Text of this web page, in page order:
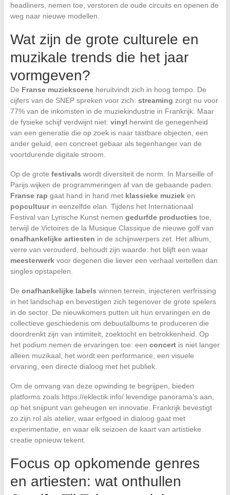
headliners, nemen toe, verstoren de oude circuits en openen de
weg naar nieuwe modellen.
Wat zijn de grote culturele en
muzikale trends die het jaar
vormgeven?
De Franse muzieksceneheruitvindt zich in hoog tempo. De
cijfers van de SNEP spreken voor zich: streaming zorgt nu voor
77% van de inkomsten in de muziekindustrie in Frankrijk. Maar
de fysieke schijf verdwijnt niet: vinyl herwint de genegenheid
van een generatie die op zoek is naar tastbare objecten, een
ander geluid, een concreet gebaar als tegenhanger van de
voortdurende digitale stroom.
Op de grote festivals wordt diversiteit de norm. In Marseille of
Parijs wijken de programmeringen af van de gebaande paden:
Franse rap gaat hand in hand met klassieke muzieken
popcultuurin eenzelfde elan. Tijdens het Internationaal
Festival van Lyrische Kunst nemen gedurfde producties toe,
terwijl de Victoires de la Musique Classique de nieuwe golf van
onafhankelijke artiesten in de schijnwerpers zet. Het album,
verre van verouderd, behoudt zijn waarde: het blijft een waar
meesterwerkvoor degenen die liever een verhaal vertellen dan
singles opstapelen.
De onafhankelijke labels winnen terrein, injecteren verfrissing
in het landschap en bevestigen zich tegenover de grote spelers
in de sector. De nieuwkomers putten uit hun ervaringen en de
collectieve geschiedenis om debuutalbums te produceren die
doordrenkt zijn van intimiteit, zoektocht en betrokkenheid. Op
het podium nemen de ervaringen toe: een concertis niet langer
alleen muzikaal, het wordt een performance, een visuele
ervaring, een directe dialoog met het publiek.
Om de omvang van deze opwinding te begrijpen, bieden
platforms zoals https://eklectik.info/ levendige panorama’s aan,
op het snijpunt van geheugen en innovatie. Frankrijk bevestigt
zo zijn rol als atelier, waar erfgoed in dialoog gaat met
experimentatie, en waar elk seizoen de kaart van artistieke
creatie opnieuw tekent.
Focus op opkomende genres
en artiesten: wat onthullen